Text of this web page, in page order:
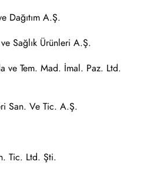
Dağıtım A.Ş.
Sağlık Ürünleri A.Ş.
ve Tem. Mad. İmal. Paz. Ltd.
San. Ve Tic. A.Ş.
Tic. Ltd. Şti.